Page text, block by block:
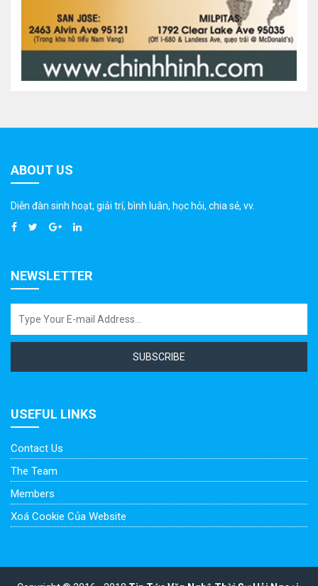
ABOUT US
Diễn đàn sinh hoạt, giải trí, bình luân, học hỏi, chia sẻ, vv.
NEWSLETTER
SUBSCRIBE
USEFUL LINKS
Contact Us
The Team
Members
Xoá Cookie Của Website